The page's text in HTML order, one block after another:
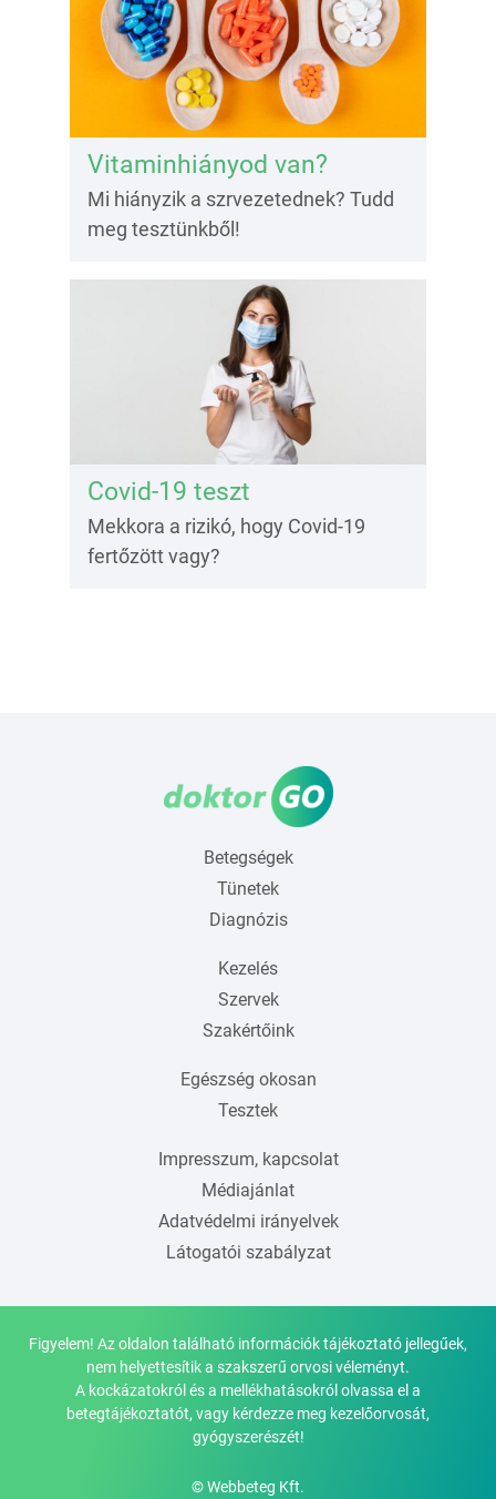
Vitaminhiányod van?
Mi hiányzik a szrvezetednek? Tudd
meg tesztünkből!
Covid-19 teszt
Mekkora a rizikó, hogy Covid-19
fertőzött vagy?
Betegségek
Tünetek
Diagnózis
Kezelés
Szervek
Szakértőink
Egészség okosan
Tesztek
Impresszum, kapcsolat
Médiajánlat
Adatvédelmi irányelvek
Látogatói szabályzat
Figyelem! Az oldalon található információk tájékoztató jellegűek,
nem helyettesítik a szakszerű orvosi véleményt.
A kockázatokról és a mellékhatásokról olvassa el a
betegtájékoztatót, vagy kérdezze meg kezelőorvosát,
gyógyszerészét!
© Webbeteg Kft.